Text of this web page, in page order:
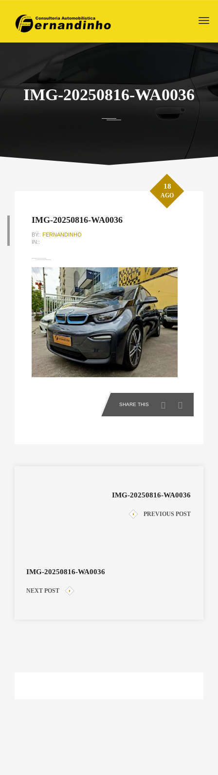
IMG-20250816-WA0036
IMG-20250816-WA0036
BY:: FERNANDINHO
IN::
18
AGO
SHARE THIS
IMG-20250816-WA0036
PREVIOUS POST
IMG-20250816-WA0036
NEXT POST